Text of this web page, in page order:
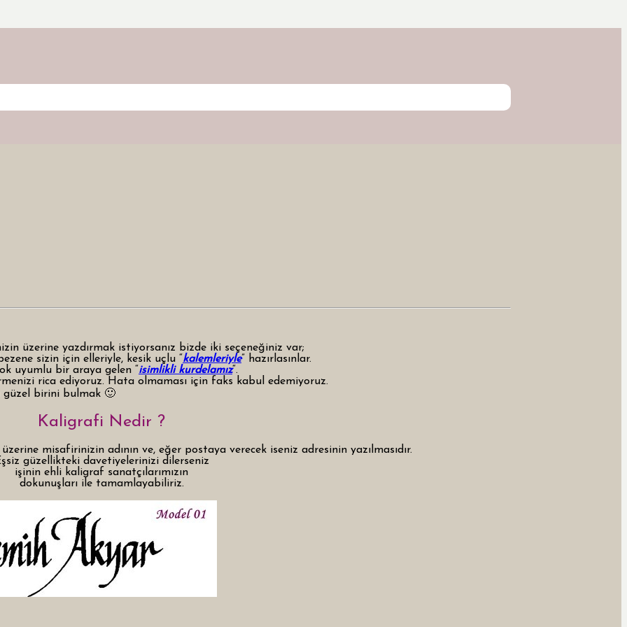
üzerine yazdırmak istiyorsanız bizde iki seçeneğiniz var;
sizin için elleriyle, kesik uçlu “kalemleriyle” hazırlasınlar.
uyumlu bir araya gelen “isimlikli kurdelamız“.
rica ediyoruz. Hata olmaması için faks kabul edemiyoruz.
güzel birini bulmak 🙂
Kaligrafi Nedir ?
misafirinizin adının ve, eğer postaya verecek iseniz adresinin yazılmasıdır.
güzellikteki davetiyelerinizi dilerseniz
işinin ehli kaligraf sanatçılarımızın
dokunuşları ile tamamlayabiliriz.